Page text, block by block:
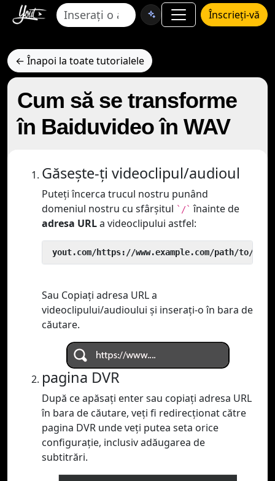
Înscrieți-vă
← Înapoi la toate tutorialele
Cum să se transforme
în Baiduvideo în WAV
Găsește-ți videoclipul/audioul
Puteți încerca trucul nostru punând
domeniul nostru cu sfârșitul `/` înainte de
adresa URLa videoclipului astfel:
yout.com/https://www.example.com/path/to/
Sau Copiați adresa URL a
videoclipului/audioului și inserați-o în bara de
căutare.
pagina DVR
După ce apăsați enter sau copiați adresa URL
în bara de căutare, veți fi redirecționat către
pagina DVR unde veți putea seta orice
configurație, inclusiv adăugarea de
subtitrări.